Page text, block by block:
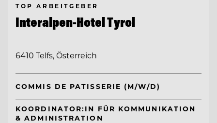
TOP ARBEITGEBER
Interalpen-Hotel Tyrol
6410 Telfs, Österreich
COMMIS DE PATISSERIE (M/W/D)
KOORDINATOR:IN FÜR KOMMUNIKATION
& ADMINISTRATION